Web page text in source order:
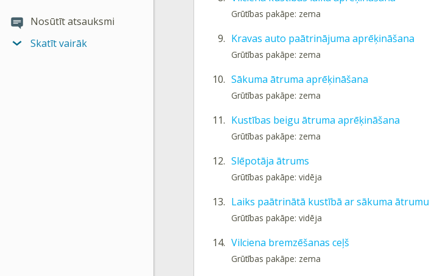
Nosūtīt atsauksmi
Skatīt vairāk
Grūtības pakāpe: zema
9. Kravas auto paātrinājuma aprēķināšana
Grūtības pakāpe: zema
10. Sākuma ātruma aprēķināšana
Grūtības pakāpe: zema
11. Kustības beigu ātruma aprēķināšana
Grūtības pakāpe: zema
12. Slēpotāja ātrums
Grūtības pakāpe: vidēja
13. Laiks paātrinātā kustībā ar sākuma ātrumu
Grūtības pakāpe: vidēja
14. Vilciena bremzēšanas ceļš
Grūtības pakāpe: zema